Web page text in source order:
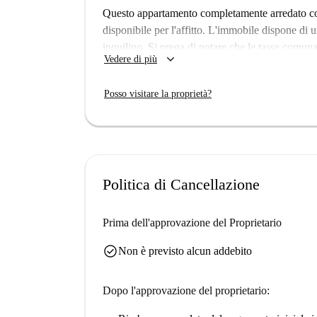
Questo appartamento completamente arredato
disponibile per l'affitto. L'immobile dispone di
inquilino. Si prega di notare che le tasse
essere pagate al proprietario. Gli animali
proprietari su Spotahome vengono sottoposti a
Spasso, Sainsbury's Market e Chicken
Vedere di più keyboard_arrow_down
Posso visitare la proprietà?
Politica di Cancellazione
Prima dell'approvazione del Proprietario
check_circleNon è previsto alcun addebito
Dopo l'approvazione del proprietario: